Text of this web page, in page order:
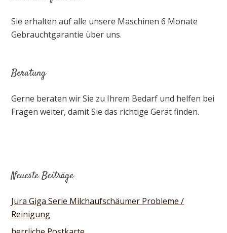
Sie erhalten auf alle unsere Maschinen 6 Monate
Gebrauchtgarantie über uns.
Beratung
Gerne beraten wir Sie zu Ihrem Bedarf und helfen bei
Fragen weiter, damit Sie das richtige Gerät finden.
Neueste Beiträge
Jura Giga Serie Milchaufschäumer Probleme /
Reinigung